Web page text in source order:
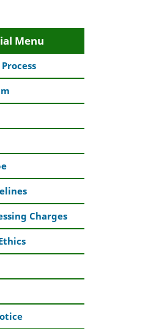
Menu
Charges